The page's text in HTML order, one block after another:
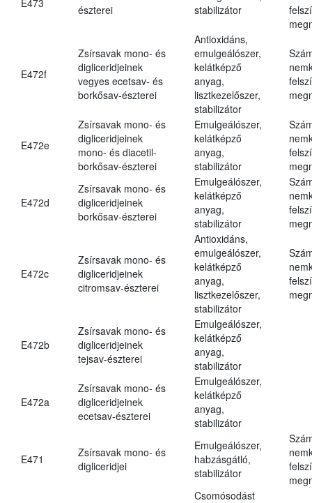
észterei
stabilizátor
E472f
Zsírsavak mono- és
digliceridjeinek
vegyes ecetsav- és
borkősav-észterei
Antioxidáns,
emulgeálószer,
kelátképző
anyag,
lisztkezelőszer,
stabilizátor
E472e
Zsírsavak mono- és
digliceridjeinek
mono- és diacetil-
borkősav-észterei
Emulgeálószer,
kelátképző
anyag,
stabilizátor
E472d
Zsírsavak mono- és
digliceridjeinek
borkősav-észterei
Emulgeálószer,
kelátképző
anyag,
stabilizátor
E472c
Zsírsavak mono- és
digliceridjeinek
citromsav-észterei
Antioxidáns,
emulgeálószer,
kelátképző
anyag,
lisztkezelőszer,
stabilizátor
E472b
Zsírsavak mono- és
digliceridjeinek
tejsav-észterei
Emulgeálószer,
kelátképző
anyag,
stabilizátor
E472a
Zsírsavak mono- és
digliceridjeinek
ecetsav-észterei
Emulgeálószer,
kelátképző
anyag,
stabilizátor
E471
Zsírsavak mono- és
digliceridjei
Emulgeálószer,
habzásgátló,
stabilizátor
Csomósodást